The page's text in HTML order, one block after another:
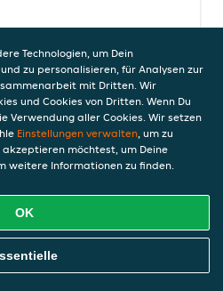
mit gelbem Curry
zubereitet.Alle Gerichte werden
gelbem Curry und Gemüse
Essen Bestellen
Technologien, um Dein
zu personalisieren, für Analysen zur
mit Dritten. Wir
und Cookies von Dritten. Wenn Du
Verwendung aller Cookies. Wir setzen
Einstellungen verwalten, um zu
möchtest, um Deine
weitere Informationen zu finden.
OK